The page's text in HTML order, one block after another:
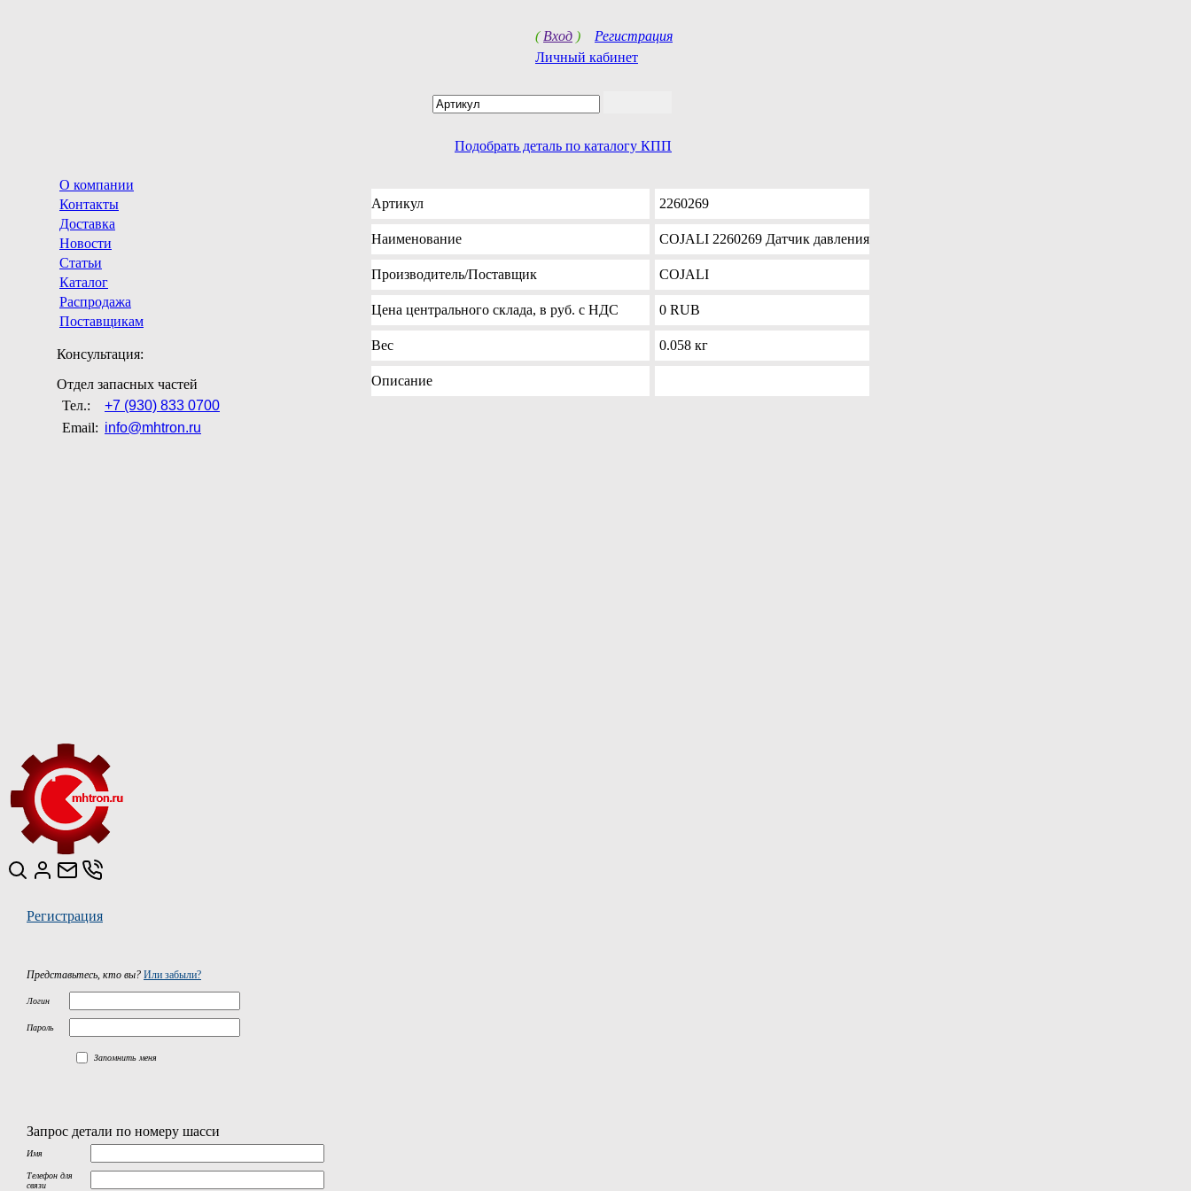
( Вход ) Регистрация
Личный кабинет
Подобрать деталь по каталогу КПП
О компании
Контакты
Доставка
Новости
Статьи
Каталог
Распродажа
Поставщикам
Консультация:
Отдел запасных частей
Тел.:
+7 (930) 833 0700
Email: info@mhtron.ru
Артикул 2260269
Наименование COJALI 2260269 Датчик давления
Производитель/Поставщик COJALI
Цена центрального склада, в руб. с НДС 0 RUB
Вес 0.058 кг
Описание
Регистрация
Представьтесь, кто вы? Или забыли?
Логин
Пароль
Запомнить меня
Запрос детали по номеру шасси
Имя
Телефон для
связи